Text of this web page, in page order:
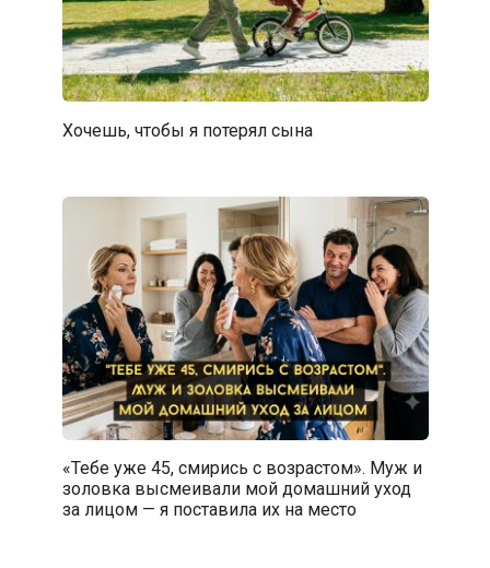
Хочешь, чтобы я потерял сына
«Тебе уже 45, смирись с возрастом». Муж и
золовка высмеивали мой домашний уход
за лицом — я поставила их на место